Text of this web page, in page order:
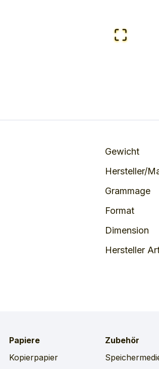
Gewicht
Hersteller/
Grammage
Format
Dimension
Hersteller
Papiere
Kopierpapier
Zubehör